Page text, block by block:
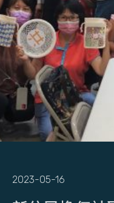
2023-05-16